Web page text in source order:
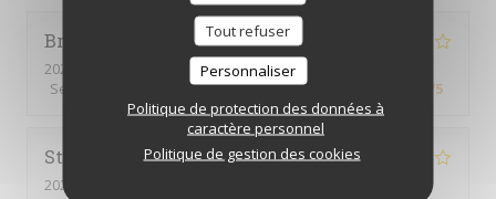
Tout refuser
Personnaliser
Politique de protection des données à
caractère personnel
Politique de gestion des cookies
Bruno
2026-07-22
- 13:00 - Couverts 4
Service
Ambiance:4/5 Cuisine:3/5 /5
Stephen
2026-07-16